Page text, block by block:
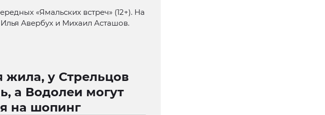
«Ямальских встреч» (12+). На
Авербух и Михаил Асташов.
жила, у Стрельцов
а Водолеи могут
на шопинг